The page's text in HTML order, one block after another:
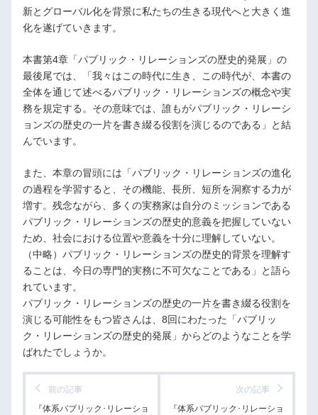
新とグローバル化を背景に私たちの生きる現代へと大きく進
化を遂げていきます。
本書第4章「パブリック・リレーションズの歴史的発展」の
最後尾では、「我々はこの時代に生き、この時代が、本書の
全体を通じて述べるパブリック・リレーションズの概念や実
務を規定する。その意味では、誰もがパブリック・リレーシ
ョンズの歴史の一片を書き綴る役割を演じるのである」と結
んでいます。
また、本章の冒頭には「パブリック・リレーションズの進化
の過程を学習すると、その機能、長所、短所を洞察する力が
増す。残念ながら、多くの実務家は自分のミッションである
パブリック・リレーションズの歴史的意義を把握していない
ため、社会における位置や意義を十分に理解していない。
（中略）パブリック・リレーションズの歴史的背景を理解す
ることは、今日の専門的実務に不可欠なことである」と語ら
れています。
パブリック・リレーションズの歴史の一片を書き綴る役割を
演じる可能性をもつ皆さんは、8回にわたった「パブリッ
ク・リレーションズの歴史的発展」からどのようなことを学
ばれたでしょうか。
前の記事
『体系パブリック･リレーショ
次の記事
『体系パブリック･リレーショ